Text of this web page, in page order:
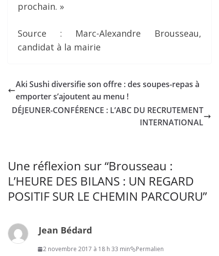
prochain. »
Source : Marc-Alexandre Brousseau,
candidat à la mairie
Aki Sushi diversifie son offre : des soupes-repas à
emporter s’ajoutent au menu !
DÉJEUNER-CONFÉRENCE : L’ABC DU RECRUTEMENT
INTERNATIONAL
Une réflexion sur “Brousseau :
L’HEURE DES BILANS : UN REGARD
POSITIF SUR LE CHEMIN PARCOURU”
Jean Bédard
2 novembre 2017 à 18 h 33 min Permalien